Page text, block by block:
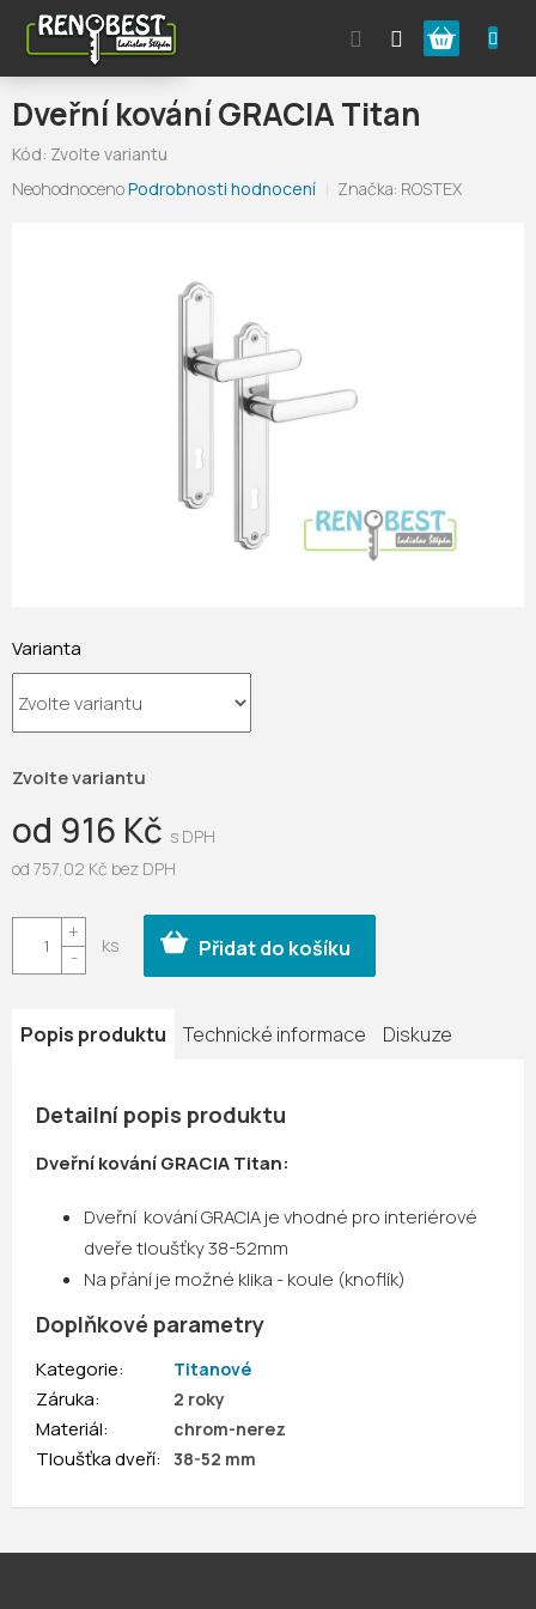
obsah
Nákupní
košík
Dveřní kování GRACIA Titan
Kód: Zvolte variantu
Průměrné
NeohodnocenoPodrobnosti hodnocení Značka: ROSTEX
od 916 Kč
od 757,02 Kč bez DPH
cena:
Zvolte variantu
Varianta
Přidat do košíku
Popis produktu Technické informace Diskuze
Detailní popis produktu
Dveřní kování GRACIA Titan:
Dveřní kování GRACIA je vhodné pro interiérové
dveře tloušťky 38-52mm
Na přání je možné klika - koule (knoflík)
Doplňkové parametry
Kategorie: Titanové
Záruka: 2 roky
Materiál: chrom-nerez
Tloušťka dveří: 38-52 mm